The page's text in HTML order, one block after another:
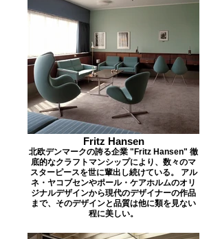
Fritz Hansen
北欧デンマークの誇る企業 "Fritz Hansen" 徹
底的なクラフトマンシップにより、数々のマ
スターピースを世に輩出し続けている。 アル
ネ・ヤコブセンやポール・ケアホルムのオリ
ジナルデザインから現代のデザイナーの作品
まで、そのデザインと品質は他に類を見ない
程に美しい。